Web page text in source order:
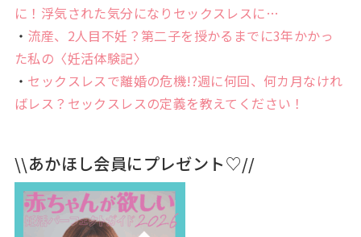
に！浮気された気分になりセックスレスに…
・ 流産、2人目不妊？第二子を授かるまでに3年かかっ
た私の〈妊活体験記〉
・ セックスレスで離婚の危機!?週に何回、何カ月なけれ
ばレス？セックスレスの定義を教えてください！
\\あかほし会員にプレゼント♡//